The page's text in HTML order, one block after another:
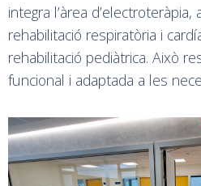
integra l’àrea
rehabilitació respiratòria i
rehabilitació pediàtrica. Això
funcional i adaptada a les